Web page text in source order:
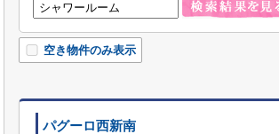
空き物件のみ表示
パグーロ西新南